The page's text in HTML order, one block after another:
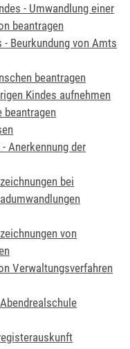
- Umwandlung einer
beantragen
Beurkundung von Amts
beantragen
Kindes aufnehmen
beantragen
Anerkennung der
bei
von
Verwaltungsverfahren